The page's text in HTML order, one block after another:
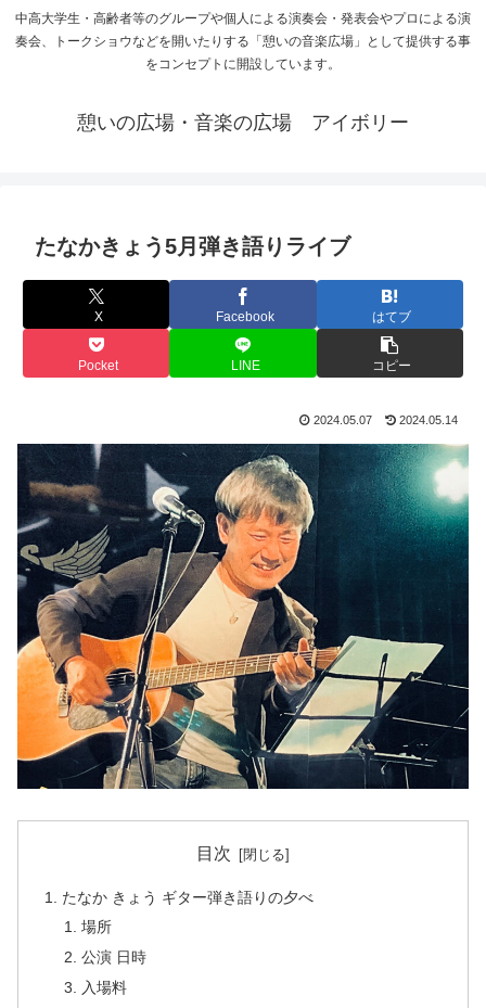
中高大学生・高齢者等のグループや個人による演奏会・発表会やプロによる演
奏会、トークショウなどを開いたりする「憩いの音楽広場」として提供する事
をコンセプトに開設しています。
憩いの広場・音楽の広場 アイボリー
たなかきょう5月弾き語りライブ
X Facebook はてブ
Pocket LINE コピー
2024.05.07 2024.05.14
目次
たなか きょう ギター弾き語りの夕べ
場所
公演 日時
入場料